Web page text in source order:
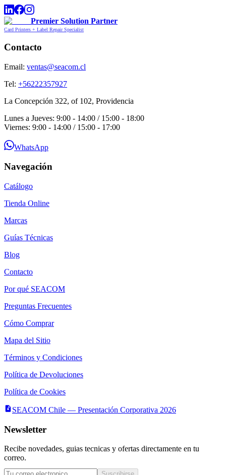
Premier Solution Partner
Card Printers + Label Repair Specialist
Contacto
Email: ventas@seacom.cl
Tel: +56222357927
La Concepción 322, of 102, Providencia
Lunes a Jueves: 9:00 - 14:00 / 15:00 - 18:00
Viernes: 9:00 - 14:00 / 15:00 - 17:00
WhatsApp
Navegación
Catálogo
Tienda Online
Marcas
Guías Técnicas
Blog
Contacto
Por qué SEACOM
Preguntas Frecuentes
Cómo Comprar
Mapa del Sitio
Términos y Condiciones
Política de Devoluciones
Política de Cookies
SEACOM Chile — Presentación Corporativa 2026
Newsletter
Recibe novedades, guias tecnicas y ofertas directamente en tu
correo.